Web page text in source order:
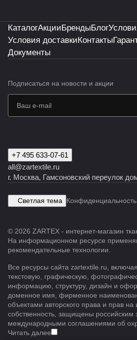
КаталогАкцииБрендыБлог
Условия доставкиКонтакты
Документы
Подписаться на новости и акции
+7 495 633-07-61
all@zartextile.ru
г. Москва, Гамсоновский переулок
Светлая тема Конфиденциальность
© 2026 ZARTEX - интернет-магазин
На информационном ресурсе
рекомендательные технологии
Все ресурсы сайта zartextile.ru,
текстовую, графическую,
информацию, структуру, дизайн и
доменное имя, фирменное
объектами авторского права и прав на
собственность, защищены российским
международными соглашениями об
Читать далее